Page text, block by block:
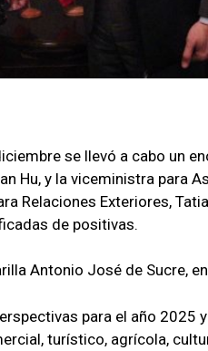
se llevó a cabo un
Hu, y la viceministra para
Relaciones Exteriores,
de positivas.
Antonio José de Sucre,
para el año 2025
turístico, agrícola,